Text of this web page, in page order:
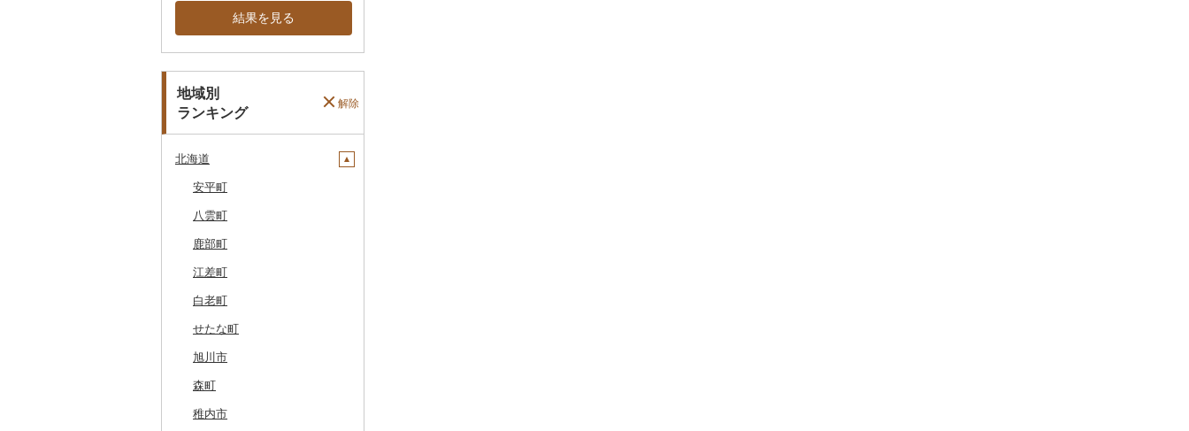
結果を見る
地域別
ランキング
解除
北海道
安平町
八雲町
鹿部町
江差町
白老町
せたな町
旭川市
森町
稚内市